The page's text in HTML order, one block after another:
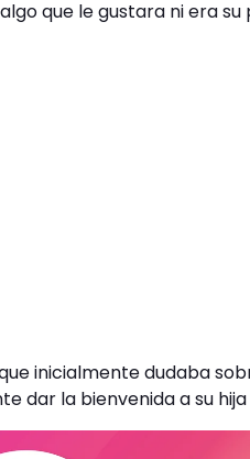
que le gustara ni era su
inicialmente dudaba
dar la bienvenida a su hija